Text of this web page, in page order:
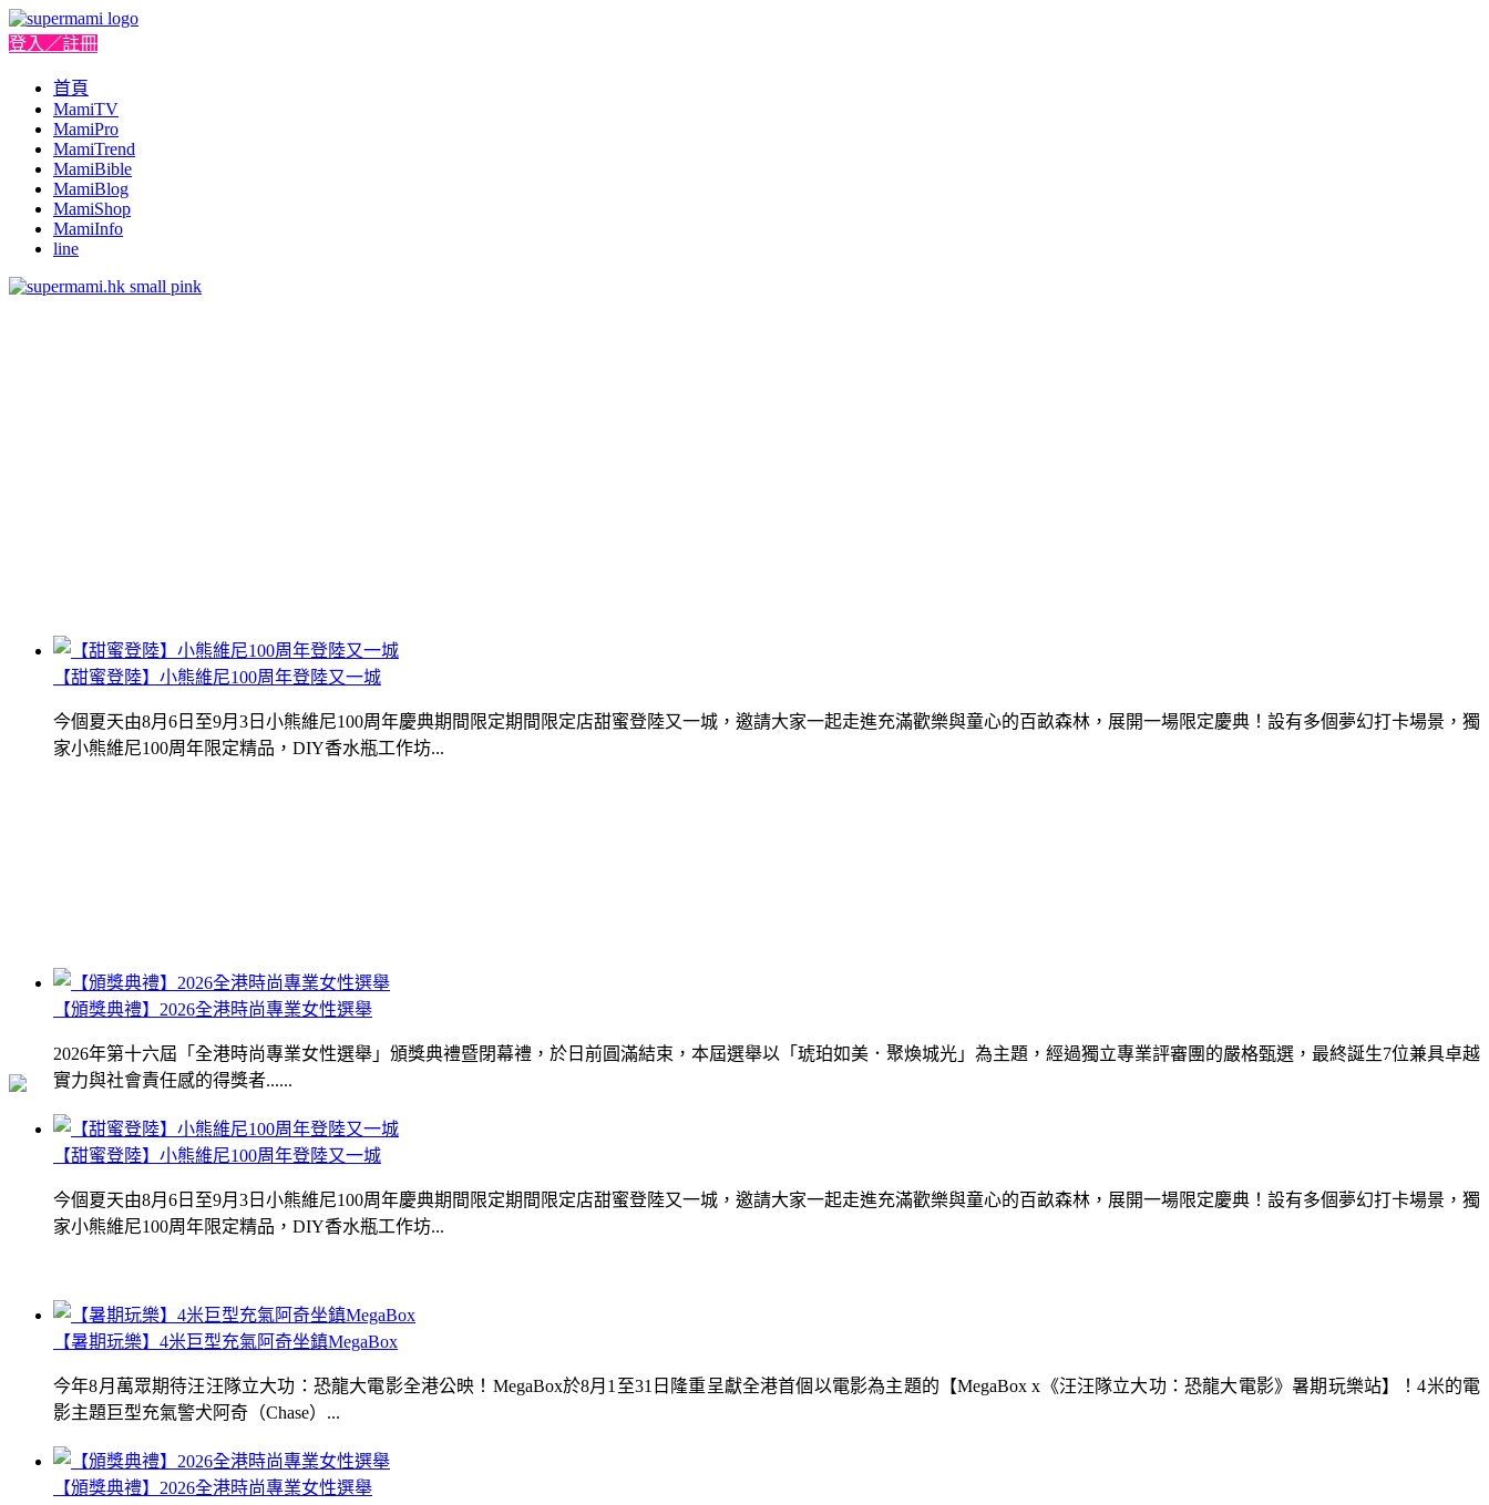
登入／註冊
首頁
MamiTV
MamiPro
MamiTrend
MamiBible
MamiBlog
MamiShop
MamiInfo
line
【甜蜜登陸】小熊維尼100周年登陸又一城
今個夏天由8月6日至9月3日小熊維尼100周年慶典期間限定期間限定店甜蜜登陸又一城，邀請大家一起走進充滿歡樂與童心的百畝森林，展開一場限定慶典！設有多個夢幻打卡場景，獨
家小熊維尼100周年限定精品，DIY香水瓶工作坊...
【頒獎典禮】2026全港時尚專業女性選舉
2026年第十六屆「全港時尚專業女性選舉」頒獎典禮暨閉幕禮，於日前圓滿結束，本屆選舉以「琥珀如美．聚煥城光」為主題，經過獨立專業評審團的嚴格甄選，最終誕生7位兼具卓越
實力與社會責任感的得獎者......
【暑期玩樂】4米巨型充氣阿奇坐鎮MegaBox
今年8月萬眾期待汪汪隊立大功：恐龍大電影全港公映！MegaBox於8月1至31日隆重呈獻全港首個以電影為主題的【MegaBox x《汪汪隊立大功：恐龍大電影》暑期玩樂站】！4米的電
影主題巨型充氣警犬阿奇（Chase）...
【甜蜜登陸】小熊維尼100周年登陸又一城
今個夏天由8月6日至9月3日小熊維尼100周年慶典期間限定期間限定店甜蜜登陸又一城，邀請大家一起走進充滿歡樂與童心的百畝森林，展開一場限定慶典！設有多個夢幻打卡場景，獨
家小熊維尼100周年限定精品，DIY香水瓶工作坊...
【頒獎典禮】2026全港時尚專業女性選舉